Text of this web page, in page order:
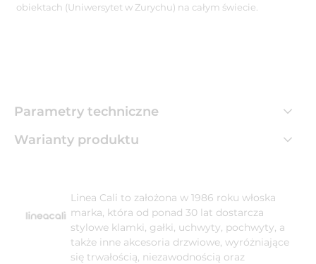
obiektach (Uniwersytet w Zurychu) na całym świecie.
Parametry techniczne
Warianty produktu
Linea Cali to założona w 1986 roku włoska
marka, która od ponad 30 lat dostarcza
stylowe klamki, gałki, uchwyty, pochwyty, a
także inne akcesoria drzwiowe, wyróżniające
się trwałością, niezawodnością oraz